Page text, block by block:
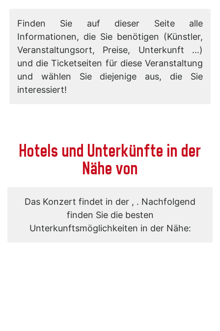
Finden Sie auf dieser Seite alle
Informationen, die Sie benötigen (Künstler,
Veranstaltungsort, Preise, Unterkunft ...)
und die Ticketseiten für diese Veranstaltung
und wählen Sie diejenige aus, die Sie
interessiert!
Hotels und Unterkünfte in der
Nähe von
Das Konzert findet in der , . Nachfolgend
finden Sie die besten
Unterkunftsmöglichkeiten in der Nähe: